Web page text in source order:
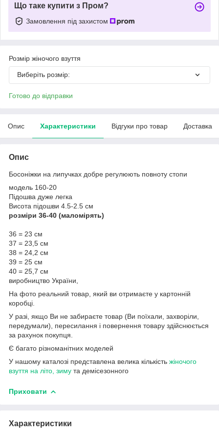
Що таке купити з Пром?
Замовлення під захистом
Розмір жіночого взуття
Виберіть розмір:
Готово до відправки
Опис Характеристики Відгуки про товар Доставка
Опис
Босоніжки на липучках добре регулюють повноту стопи
модель 160-20
Підошва дуже легка
Висота підошви 4.5-2.5 см
розміри 36-40 (маломірять)
36 = 23 см
37 = 23,5 см
38 = 24,2 см
39 = 25 см
40 = 25,7 см
виробництво України,
На фото реальний товар, який ви отримаєте у картонній
коробці.
У разі, якщо Ви не забираєте товар (Ви поїхали, захворіли,
передумали), пересилання і повернення товару здійснюється
за рахунок покупця.
Є багато різноманітних моделей
У нашому каталозі представлена велика кількість жіночого
взуття на літо, зиму та демісезонного
Приховати
Характеристики